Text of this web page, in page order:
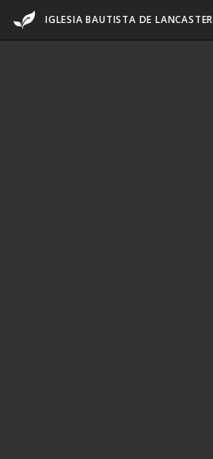
IGLESIA BAUTISTA DE LANCASTER